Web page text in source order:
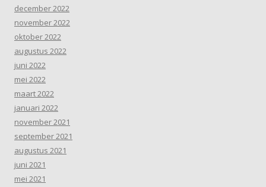
december 2022
november 2022
oktober 2022
augustus 2022
juni 2022
mei 2022
maart 2022
januari 2022
november 2021
september 2021
augustus 2021
juni 2021
mei 2021